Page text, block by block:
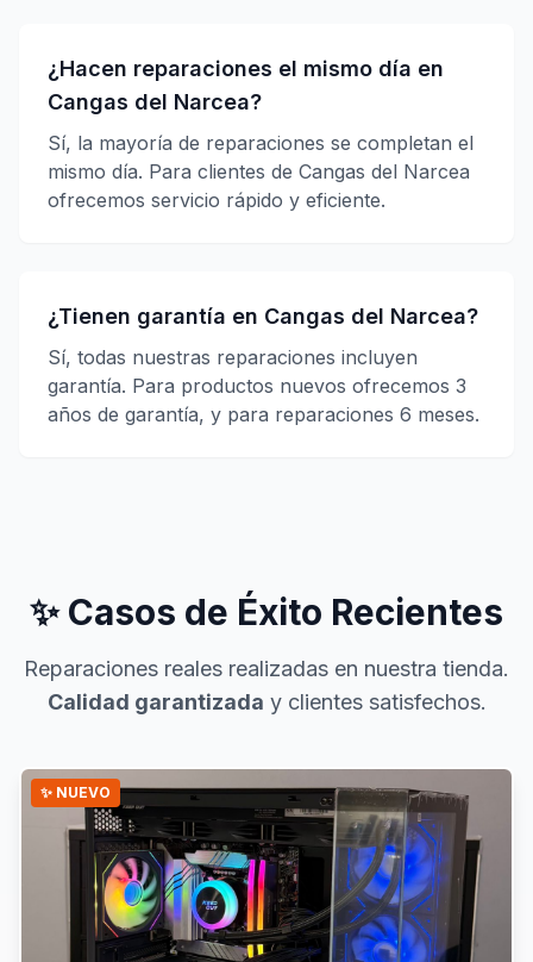
¿Hacen reparaciones el mismo día en
Cangas del Narcea?
Sí, la mayoría de reparaciones se completan el
mismo día. Para clientes de Cangas del Narcea
ofrecemos servicio rápido y eficiente.
¿Tienen garantía en Cangas del Narcea?
Sí, todas nuestras reparaciones incluyen
garantía. Para productos nuevos ofrecemos 3
años de garantía, y para reparaciones 6 meses.
✨ Casos de Éxito Recientes
Reparaciones reales realizadas en nuestra tienda.
Calidad garantizada y clientes satisfechos.
✨ NUEVO